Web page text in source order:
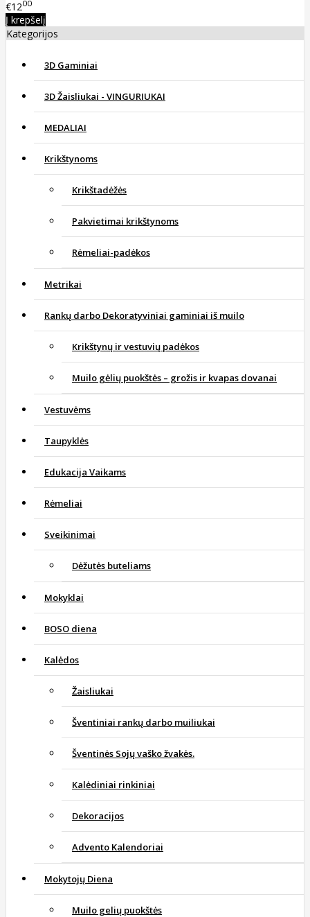
€1200
Į krepšelį
Kategorijos
3D Gaminiai
3D Žaisliukai - VINGURIUKAI
MEDALIAI
Krikštynoms
Krikštadėžės
Pakvietimai krikštynoms
Rėmeliai-padėkos
Metrikai
Rankų darbo Dekoratyviniai gaminiai iš muilo
Krikštynų ir vestuvių padėkos
Muilo gėlių puokštės – grožis ir kvapas dovanai
Vestuvėms
Taupyklės
Edukacija Vaikams
Rėmeliai
Sveikinimai
Dėžutės buteliams
Mokyklai
BOSO diena
Kalėdos
Žaisliukai
Šventiniai rankų darbo muiliukai
Šventinės Sojų vaško žvakės.
Kalėdiniai rinkiniai
Dekoracijos
Advento Kalendoriai
Mokytojų Diena
Muilo gelių puokštės